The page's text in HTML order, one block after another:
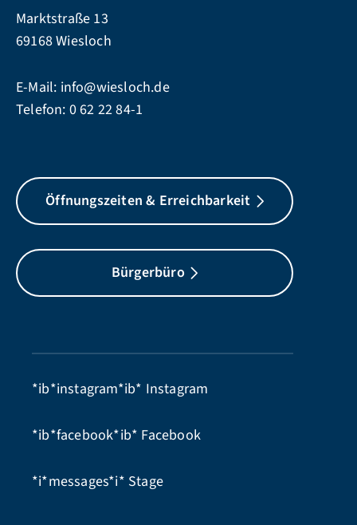
Marktstraße 13
69168 Wiesloch
E-Mail: info@wiesloch.de
Telefon: 0 62 22 84-1
Öffnungszeiten & Erreichbarkeit
Bürgerbüro
*ib*instagram*ib* Instagram
*ib*facebook*ib* Facebook
*i*messages*i* Stage